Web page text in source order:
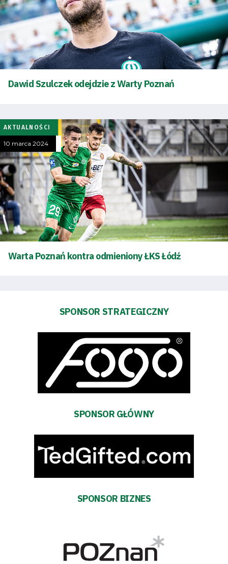
Tryb
terminarz
Dawid Szulczek odejdzie z Warty Poznań
AKTUALNOŚCI
10 marca 2024
Warta Poznań kontra odmieniony ŁKS Łódź
SPONSOR STRATEGICZNY
SPONSOR GŁÓWNY
SPONSOR BIZNES